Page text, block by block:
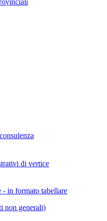
di vertice
in formato tabellare
non generali)